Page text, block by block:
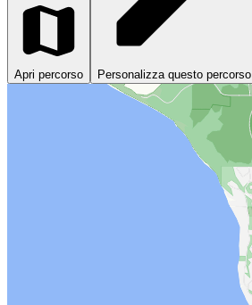
Apri percorso Personalizza questo percorso